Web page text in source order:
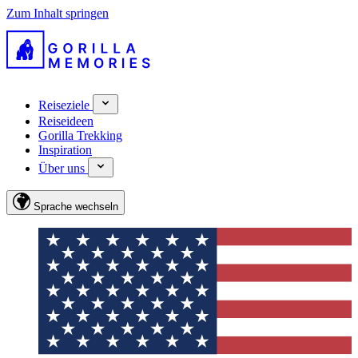
Zum Inhalt springen
Reiseziele
Reiseideen
Gorilla Trekking
Inspiration
Über uns
Sprache wechseln